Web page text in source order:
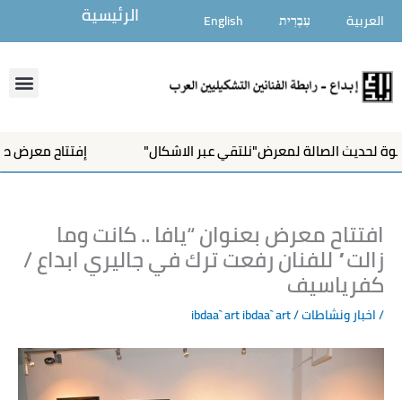
المحتوى
العربية עִבְרִית English الرئيسية
لمعرض"نلتقي عبر الاشكال" إفتتاح معرض طلاب
افتتاح معرض بعنوان “يافا .. كانت وما
زالت” للفنان رفعت ترك في جاليري ابداع /
كفرياسيف
/اخبار ونشاطات/ ibdaa` art
ibdaa` art